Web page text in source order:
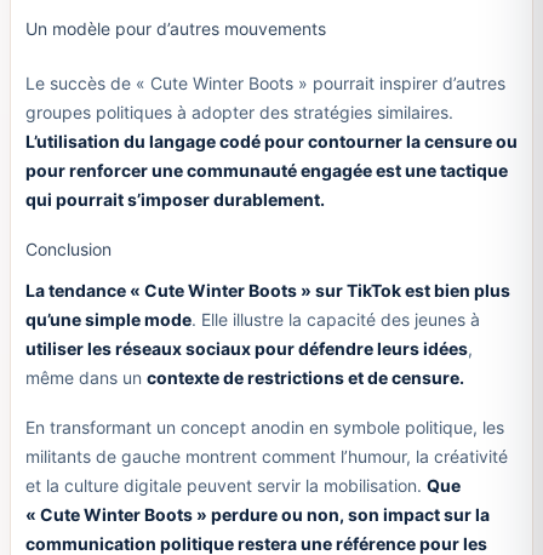
Un modèle pour d’autres mouvements
Le succès de « Cute Winter Boots » pourrait inspirer d’autres
groupes politiques à adopter des stratégies similaires.
L’utilisation du langage codé pour contourner la censure ou
pour renforcer une communauté engagée est une tactique
qui pourrait s’imposer durablement.
Conclusion
La tendance « Cute Winter Boots » sur TikTok est bien plus
qu’une simple mode. Elle illustre la capacité des jeunes à
utiliser les réseaux sociaux pour défendre leurs idées,
même dans un contexte de restrictions et de censure.
En transformant un concept anodin en symbole politique, les
militants de gauche montrent comment l’humour, la créativité
et la culture digitale peuvent servir la mobilisation. Que
« Cute Winter Boots » perdure ou non, son impact sur la
communication politique restera une référence pour les